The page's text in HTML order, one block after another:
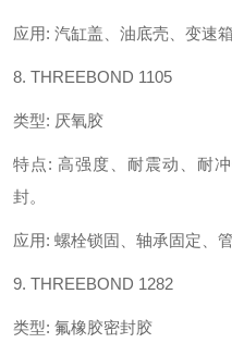
应用: 汽缸盖、油底壳、变速
8. THREEBOND 1105
类型: 厌氧胶
特点: 高强度、耐震动、耐
封。
应用: 螺栓锁固、轴承固定、
9. THREEBOND 1282
类型: 氟橡胶密封胶